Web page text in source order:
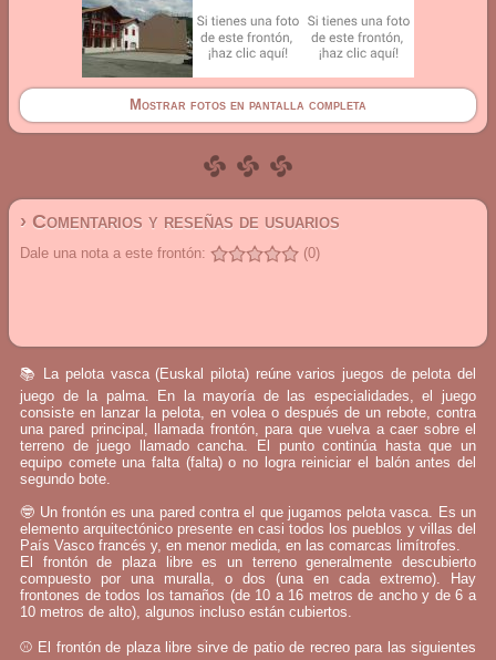
Mostrar fotos en pantalla completa
› Comentarios y reseñas de usuarios
Dale una nota a este frontón: (0)
📚 La pelota vasca (Euskal pilota) reúne varios juegos de pelota del
juego de la palma. En la mayoría de las especialidades, el juego
consiste en lanzar la pelota, en volea o después de un rebote, contra
una pared principal, llamada frontón, para que vuelva a caer sobre el
terreno de juego llamado cancha. El punto continúa hasta que un
equipo comete una falta (falta) o no logra reiniciar el balón antes del
segundo bote.
🤓 Un frontón es una pared contra el que jugamos pelota vasca. Es un
elemento arquitectónico presente en casi todos los pueblos y villas del
País Vasco francés y, en menor medida, en las comarcas limítrofes.
El frontón de plaza libre es un terreno generalmente descubierto
compuesto por una muralla, o dos (una en cada extremo). Hay
frontones de todos los tamaños (de 10 a 16 metros de ancho y de 6 a
10 metros de alto), algunos incluso están cubiertos.
⚾ El frontón de plaza libre sirve de patio de recreo para las siguientes